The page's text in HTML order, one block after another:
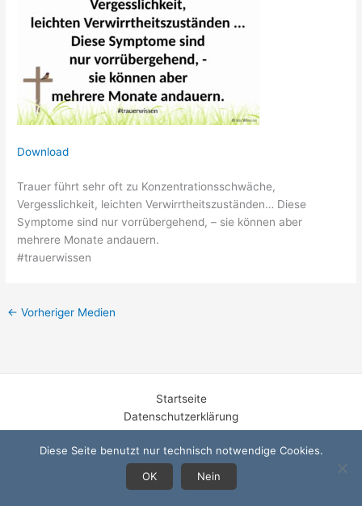
Download
Trauer führt sehr oft zu Konzentrationsschwäche,
Vergesslichkeit, leichten Verwirrtheitszuständen… Diese
Symptome sind nur vorrübergehend, – sie können aber
mehrere Monate andauern.
#trauerwissen
← Vorheriger Medien
Startseite
Datenschutzerklärung
Impressum
Diese Seite benutzt nur technisch notwendige Cookies.
OK
Nein